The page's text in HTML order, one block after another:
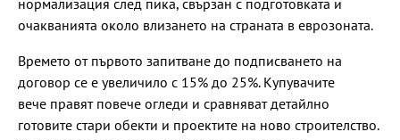
очакванията около влизането на страната в еврозоната.
Времето от първото запитване до подписването на
договор се е увеличило с 15% до 25%. Купувачите
вече правят повече огледи и сравняват детайлно
готовите стари обекти и проектите на ново строителство.